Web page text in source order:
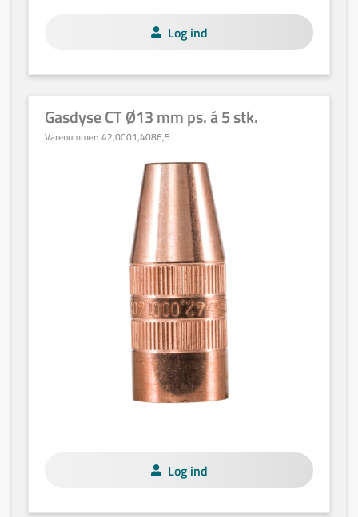
Log ind
Gasdyse CT Ø13 mm ps. á 5 stk.
Varenummer: 42,0001,4086,5
Log ind